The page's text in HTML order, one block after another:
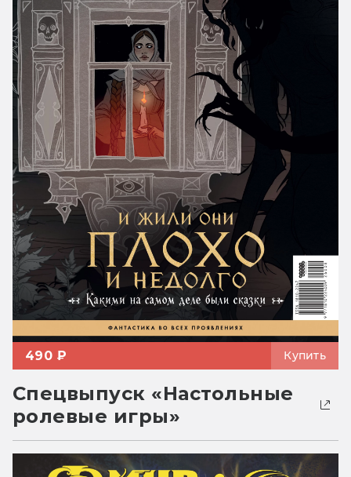
490 ₽ Купить
Спецвыпуск «Настольные
ролевые игры»